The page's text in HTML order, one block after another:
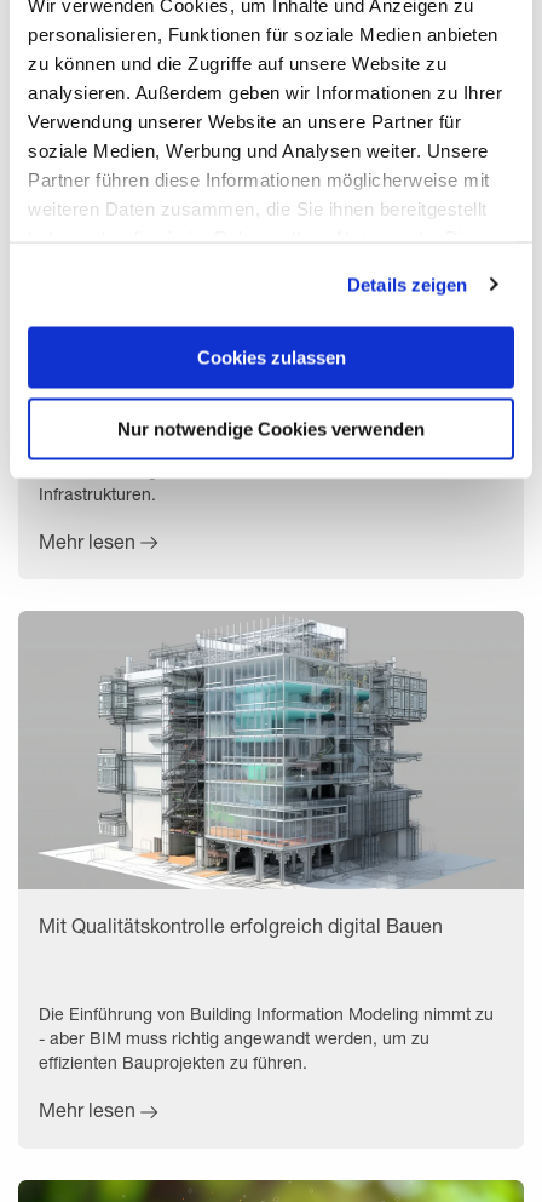
Wir verwenden Cookies, um Inhalte und Anzeigen zu
personalisieren, Funktionen für soziale Medien anbieten
zu können und die Zugriffe auf unsere Website zu
analysieren. Außerdem geben wir Informationen zu Ihrer
Verwendung unserer Website an unsere Partner für
soziale Medien, Werbung und Analysen weiter. Unsere
Partner führen diese Informationen möglicherweise mit
weiteren Daten zusammen, die Sie ihnen bereitgestellt
uns, die Cookies einzusetzen, welche unter "Details
zeigen" beschrieben werden. Sie können Ihre Einwilligung
jederzeit anpassen oder widerrufen. Damit Sie alle Inhalte
wie z.B. News sehen können, wählen Sie bitte „Cookies
Details zeigen
Cookies zulassen
Nur notwendige Cookies verwenden
Interoperabilität: Der Motor für eine zukunftssichere
Technologie verbessert die Produktivität und
Zusammenarbeit und verringert das Risiko bei der Planung,
Infrastrukturen.
Mehr lesen
Mit Qualitätskontrolle erfolgreich digital Bauen
Die Einführung von Building Information Modeling nimmt zu
- aber BIM muss richtig angewandt werden, um zu
effizienten Bauprojekten zu führen.
Mehr lesen